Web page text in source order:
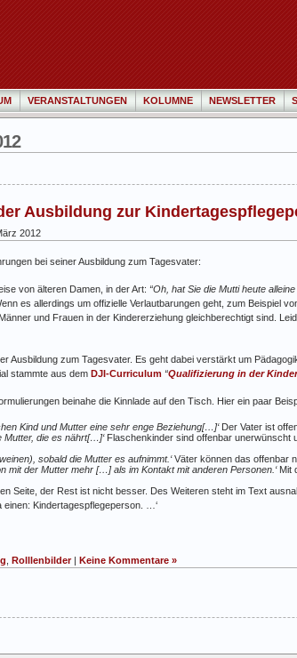
VERANSTALTUNGEN KOLUMNE NEWSLETTER
Ausbildung zur
2012
bei seiner Ausbildung zum Tagesvater:
von älteren Damen, in der Art: “Oh, hat Sie die Mutti heute
es allerdings um offizielle Verlautbarungen geht, zum Beispiel
und Frauen in der Kindererziehung gleichberechtigt sind.
Ausbildung zum Tagesvater. Es geht dabei verstärkt um
stammte aus dem DJI-Curriculum “Qualifizierung in der
beinahe die Kinnlade auf den Tisch. Hier ein paar
Kind und Mutter eine sehr enge Beziehung[…]‘ Der Vater ist
Mutter, die es nährt[…]‘ Flaschenkinder sind offenbar unerwünscht
sobald die Mutter es aufnimmt.‘Väter können das offenbar
mit der Mutter mehr […] als im Kontakt mit anderen Personen.‘ Mit
Seite, der Rest ist nicht besser. Des Weiteren steht im Text
Kindertagespflegeperson. …‘
, Rolllenbilder| Keine Kommentare »